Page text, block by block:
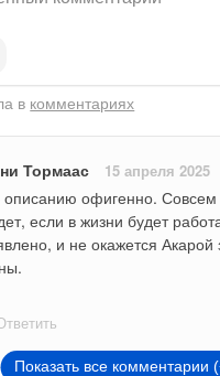
в комментариях
Тормаас 15 апреля 2025
офигенно.
если в жизни будет
и не окажется Акарой
Показать все комментарии